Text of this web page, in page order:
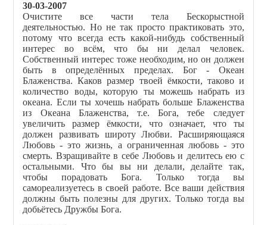
30-03-2007
Очистите все части тела Бескорыстной
деятельностью. Но не так просто практиковать это,
потому что всегда есть какой-нибудь собственный
интерес во всём, что бы ни делал человек.
Собственный интерес тоже необходим, но он должен
быть в определённых пределах. Бог - Океан
Блаженства. Каков размер твоей ёмкости, таково и
количество воды, которую ты можешь набрать из
океана. Если ты хочешь набрать больше Блаженства
из Океана Блаженства, т.е. Бога, тебе следует
увеличить размер ёмкости, что означает, что ты
должен развивать широту Любви. Расширяющаяся
Любовь - это жизнь, а ограниченная любовь - это
смерть. Взращивайте в себе Любовь и делитесь ею с
остальными. Что бы вы ни делали, делайте так,
чтобы порадовать Бога. Только тогда вы
самореализуетесь в своей работе. Все ваши действия
должны быть полезны для других. Только тогда вы
добьётесь Дружбы Бога.